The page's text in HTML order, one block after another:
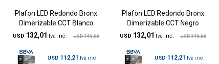
Plafon LED Redondo Bronx
Dimerizable CCT Blanco
USD 132,01 USD 146,68
USD 112,21
Plafon LED Redondo Bronx
Dimerizable CCT Negro
USD 132,01 USD 146,68
USD 112,21